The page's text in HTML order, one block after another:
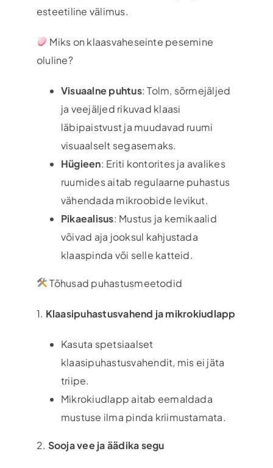
esteetiline välimus.
Miks on klaasvaheseinte pesemine
oluline?
Visuaalne puhtus: Tolm, sõrmejäljed
ja veejäljed rikuvad klaasi
läbipaistvust ja muudavad ruumi
visuaalselt segasemaks.
Hügieen: Eriti kontorites ja avalikes
ruumides aitab regulaarne puhastus
vähendada mikroobide levikut.
Pikaealisus: Mustus ja kemikaalid
võivad aja jooksul kahjustada
klaaspinda või selle katteid.
Tõhusad puhastusmeetodid
1. Klaasipuhastusvahend ja mikrokiudlapp
Kasuta spetsiaalset
klaasipuhastusvahendit, mis ei jäta
triipe.
Mikrokiudlapp aitab eemaldada
mustuse ilma pinda kriimustamata.
2. Sooja vee ja äädika segu